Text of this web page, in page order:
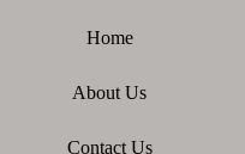
Home
About Us
Contact Us